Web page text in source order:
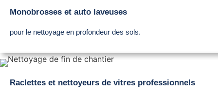
Monobrosses et auto laveuses
pour le nettoyage en profondeur des sols.
Raclettes et nettoyeurs de vitres professionnels